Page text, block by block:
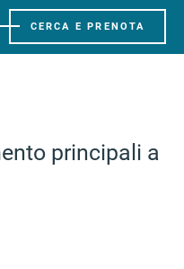
CERCA E PRENOTA
principali a